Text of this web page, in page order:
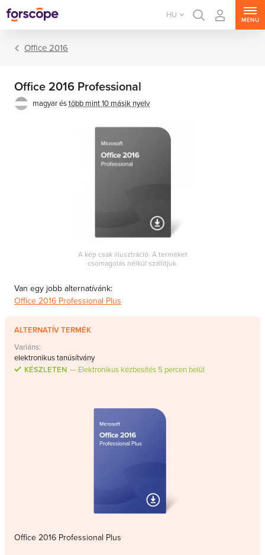
HU
MENU
Office 2016
Office 2016 Professional
magyar éstöbb mint 10 másik nyelv
A kép csak illusztráció. A terméket
csomagolás nélkül szállítjuk.
Van egy jobb alternatívánk:
Office 2016 Professional Plus
ALTERNATÍV TERMÉK
Variáns:
elektronikus tanúsítvány
KÉSZLETEN
Elektronikus kézbesítés 5 percen belül
Office 2016 Professional Plus